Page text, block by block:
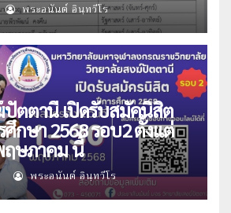
พระอนันต์ อินฺทวีโร
ปัตตานี เปิดรับสมัคนิสิต
กษา 2568 รอบ2 ตั้งแต่
ษภาคม นี้
พระอนันต์ อินฺทวีโร